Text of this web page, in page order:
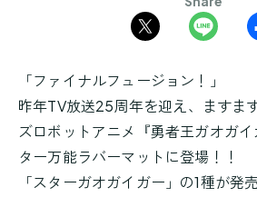
「ファイナルフュージョン！」
昨年TV放送25周年を迎え、ますま
ズロボットアニメ『勇者王ガオガ
ター万能ラバーマットに登場！！
「スターガオガイガー」の1種が発